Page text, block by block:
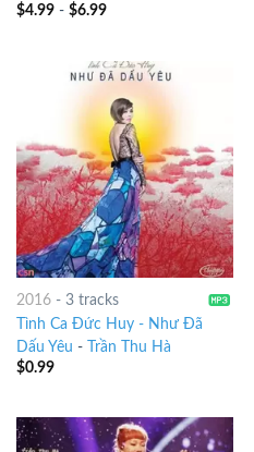
$4.99- $6.99
2016- 3 tracks
Tình Ca Đức Huy - Như Đã
Dấu Yêu -
Trần Thu Hà
$0.99